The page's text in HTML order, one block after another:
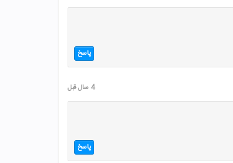
پاسخ
4 سال قبل
پاسخ